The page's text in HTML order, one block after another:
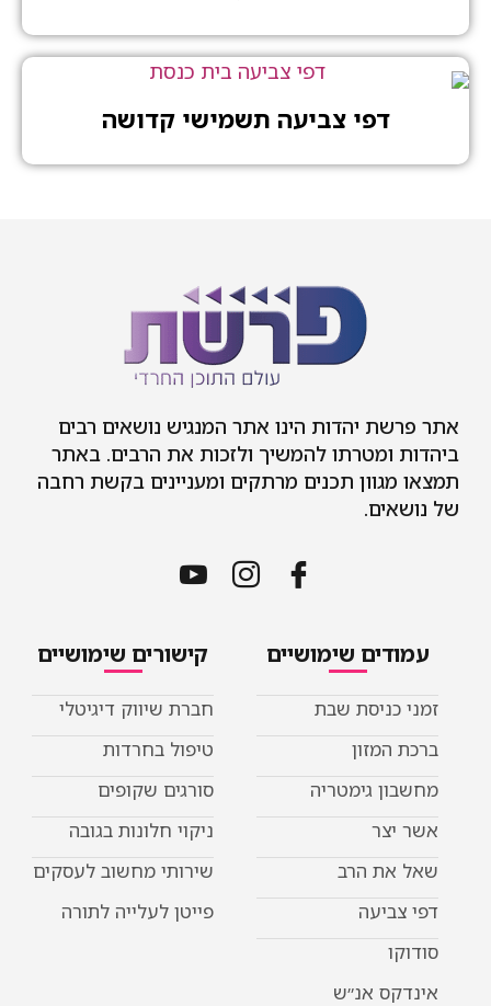
דפי צביעה תשמישי קדושה
יהדות הינו אתר המנגיש נושאים רבים
להמשיך ולזכות את הרבים. באתר
תכנים מרתקים ומעניינים בקשת רחבה
שימושיים
שבת
גימטריה
אנ״ש
קישורים שימושיים
חברת שיווק דיגיטלי
טיפול בחרדות
סורגים שקופים
ניקוי חלונות בגובה
שירותי מחשוב לעסקים
פייטן לעלייה לתורה